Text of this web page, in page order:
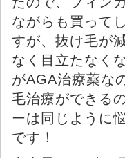
ながらも買って
すが、抜け毛が
なく目立たなく
がAGA治療薬な
毛治療ができる
ーは同じように
です！